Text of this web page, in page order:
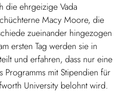
die ehrgeizige Vada
Macy Moore, die
zueinander hingezogen
ersten Tag werden sie in
und erfahren, dass nur eine
Programms mit Stipendien für
University belohnt wird.